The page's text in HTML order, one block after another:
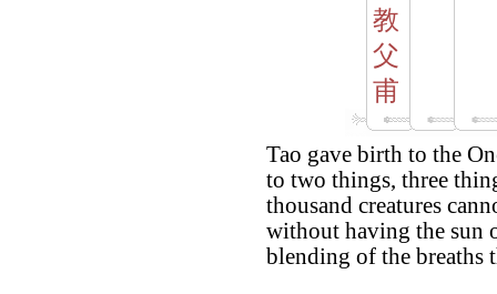
教
父
甫
Tao gave birth to the
to two things, three
thousand creatures
without having the sun
blending of the breaths